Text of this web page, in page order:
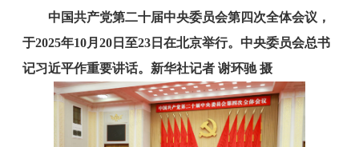
中国共产党第二十届中央委员会第四次全体会议，
于2025年10月20日至23日在北京举行。中央委员会总书
记习近平作重要讲话。新华社记者 谢环驰 摄